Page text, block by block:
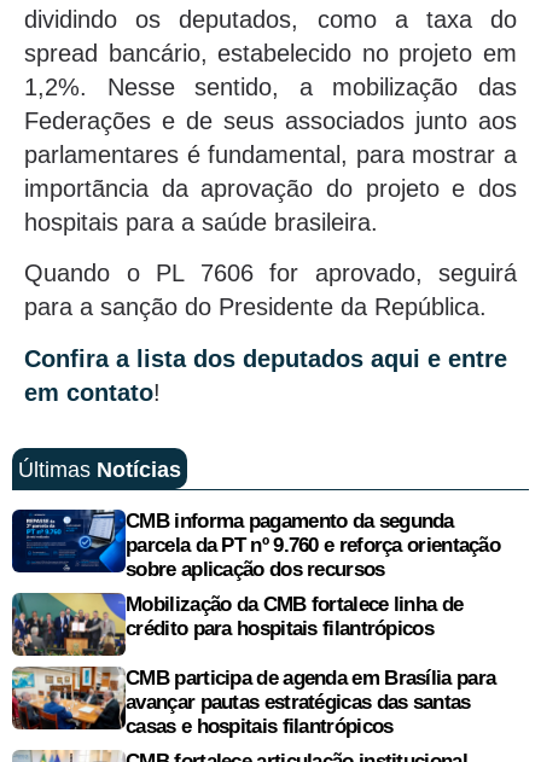
dividindo os deputados, como a taxa do
spread bancário, estabelecido no projeto em
1,2%. Nesse sentido, a mobilização das
Federações e de seus associados junto aos
parlamentares é fundamental, para mostrar a
importãncia da aprovação do projeto e dos
hospitais para a saúde brasileira.
Quando o PL 7606 for aprovado, seguirá
para a sanção do Presidente da República.
Confira a lista dos deputados aqui e entre
em contato!
Últimas Notícias
CMB informa pagamento da segunda
parcela da PT nº 9.760 e reforça orientação
sobre aplicação dos recursos
Mobilização da CMB fortalece linha de
crédito para hospitais filantrópicos
CMB participa de agenda em Brasília para
avançar pautas estratégicas das santas
casas e hospitais filantrópicos